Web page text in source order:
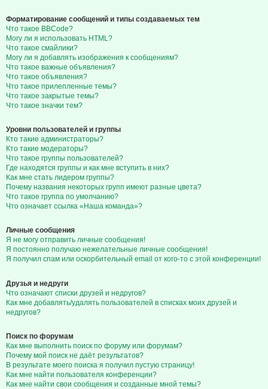
Форматирование сообщений и типы создаваемых тем
Что такое BBCode?
Могу ли я использовать HTML?
Что такое смайлики?
Могу ли я добавлять изображения к сообщениям?
Что такое важные объявления?
Что такое объявления?
Что такое прилепленные темы?
Что такое закрытые темы?
Что такое значки тем?
Уровни пользователей и группы
Кто такие администраторы?
Кто такие модераторы?
Что такое группы пользователей?
Где находятся группы и как мне вступить в них?
Как мне стать лидером группы?
Почему названия некоторых групп имеют разные цвета?
Что такое группа по умолчанию?
Что означает ссылка «Наша команда»?
Личные сообщения
Я не могу отправить личные сообщения!
Я постоянно получаю нежелательные личные сообщения!
Я получил спам или оскорбительный email от кого-то с этой конференции!
Друзья и недруги
Что означают списки друзей и недругов?
Как мне добавлять/удалять пользователей в списках моих друзей и
недругов?
Поиск по форумам
Как мне выполнить поиск по форуму или форумам?
Почему мой поиск не даёт результатов?
В результате моего поиска я получил пустую страницу!
Как мне найти пользователя конференции?
Как мне найти свои сообщения и созданные мной темы?